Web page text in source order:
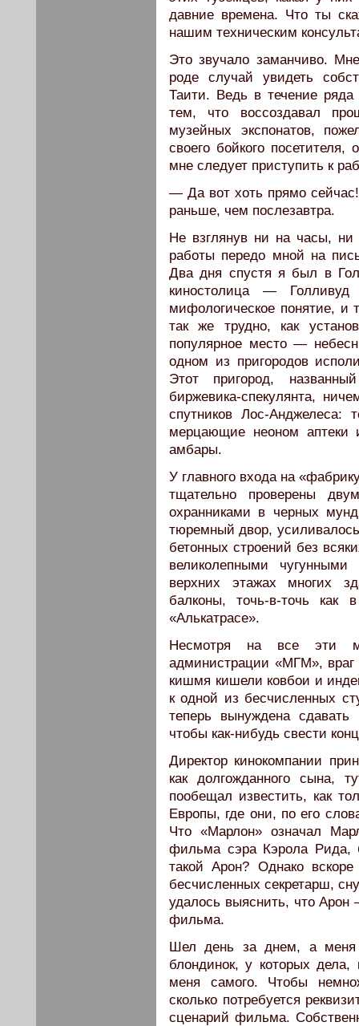
давние времена. Что ты
нашим техническим
Это звучало заманчиво.
роде случай увидеть
Таити. Ведь в течение
тем, что воссоздавал
музейных экспонатов,
своего бойкого посетителя,
мне следует приступить к
— Да вот хоть прямо
раньше, чем послезавтра.
Не взглянув ни на часы, ни
работы передо мной на
Два дня спустя я был в
киностолица —
мифологическое понятие, и
так же трудно, как
популярное место —
одном из пригородов
Этот пригород,
биржевика-спекулянта,
спутников Лос-Анджелеса:
мерцающие неоном аптеки
амбары.
У главного входа на
тщательно проверены
охранниками в черных
тюремный двор,
бетонных строений без
великолепными
верхних этажах многих
балконы, точь-в-точь как
«Алькатрасе».
Несмотря на все эти
администрации «МГМ», враг
кишмя кишели ковбои и
к одной из бесчисленных
теперь вынуждена
чтобы как-нибудь свести
Директор кинокомпании
как долгожданного сына,
пообещал известить, как
Европы, где они, по его
Что «Марлон» означал
фильма сэра Кэрола Рида,
такой Арон? Однако
бесчисленных секретарш,
удалось выяснить, что
фильма.
Шел день за днем, а меня
блондинок, у которых
меня самого. Чтобы
сколько потребуется
сценарий фильма.